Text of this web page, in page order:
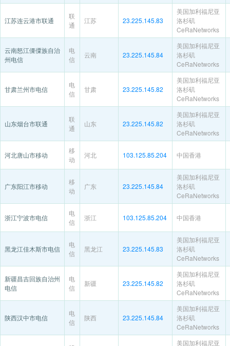
江苏连云港市联通
联
通
江苏 23.225.145.83
美国加利福尼亚
洛杉矶
CeRaNetworks
云南怒江傈僳族自治
州电信
电
信
云南 23.225.145.84
美国加利福尼亚
洛杉矶
CeRaNetworks
甘肃兰州市电信
电
信
甘肃 23.225.145.82
美国加利福尼亚
洛杉矶
CeRaNetworks
山东烟台市联通
联
通
山东 23.225.145.82
美国加利福尼亚
洛杉矶
CeRaNetworks
河北唐山市移动
移
动
河北 103.125.85.204 中国香港
广东阳江市移动
移
动
广东 23.225.145.84
美国加利福尼亚
洛杉矶
CeRaNetworks
浙江宁波市电信
电
信
浙江 103.125.85.204 中国香港
黑龙江佳木斯市电信
电
信
黑龙江 23.225.145.83
美国加利福尼亚
洛杉矶
CeRaNetworks
新疆昌吉回族自治州
电信
电
信
新疆 23.225.145.82
美国加利福尼亚
洛杉矶
CeRaNetworks
陕西汉中市电信
电
信
陕西 23.225.145.84
美国加利福尼亚
洛杉矶
CeRaNetworks
美国加利福尼亚